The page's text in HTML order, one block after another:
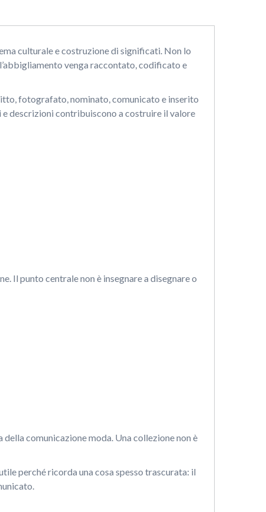
culturale e costruzione di significati. Non lo
venga raccontato, codificato e
fotografato, nominato, comunicato e inserito
descrizioni contribuiscono a costruire il valore
Il punto centrale non è insegnare a disegnare o
della comunicazione moda. Una collezione non è
perché ricorda una cosa spesso trascurata: il